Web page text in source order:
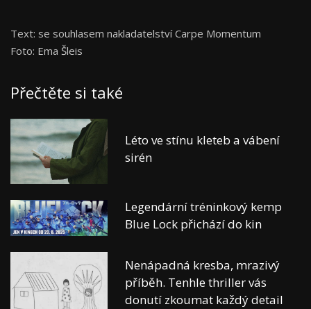
Text: se souhlasem nakladatelství Carpe Momentum
Foto: Ema Šleis
Přečtěte si také
Léto ve stínu kleteb a vábení
sirén
Legendární tréninkový kemp
Blue Lock přichází do kin
Nenápadná kresba, mrazivý
příběh. Tenhle thriller vás
donutí zkoumat každý detail